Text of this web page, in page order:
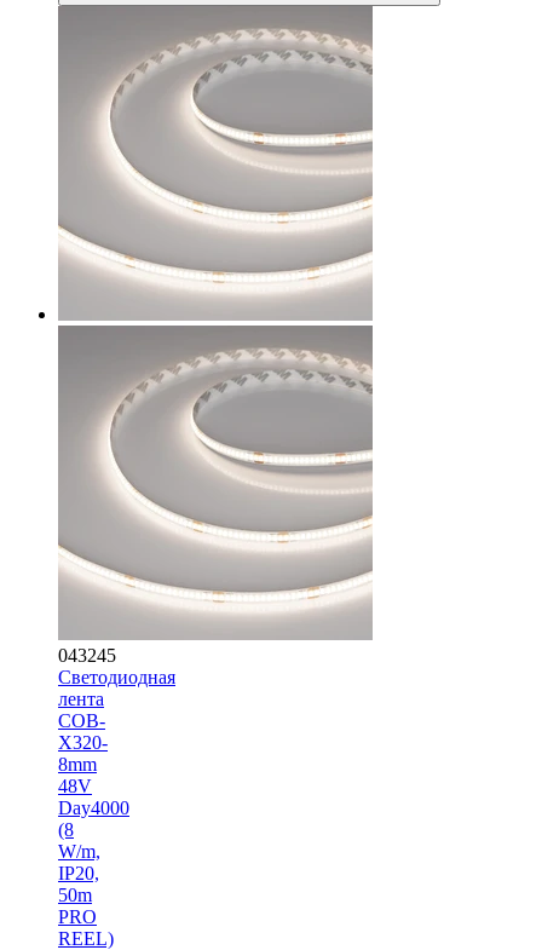
043245
Светодиодная
лента
COB-
X320-
8mm
48V
Day4000
(8
W/m,
IP20,
50m
PRO
REEL)